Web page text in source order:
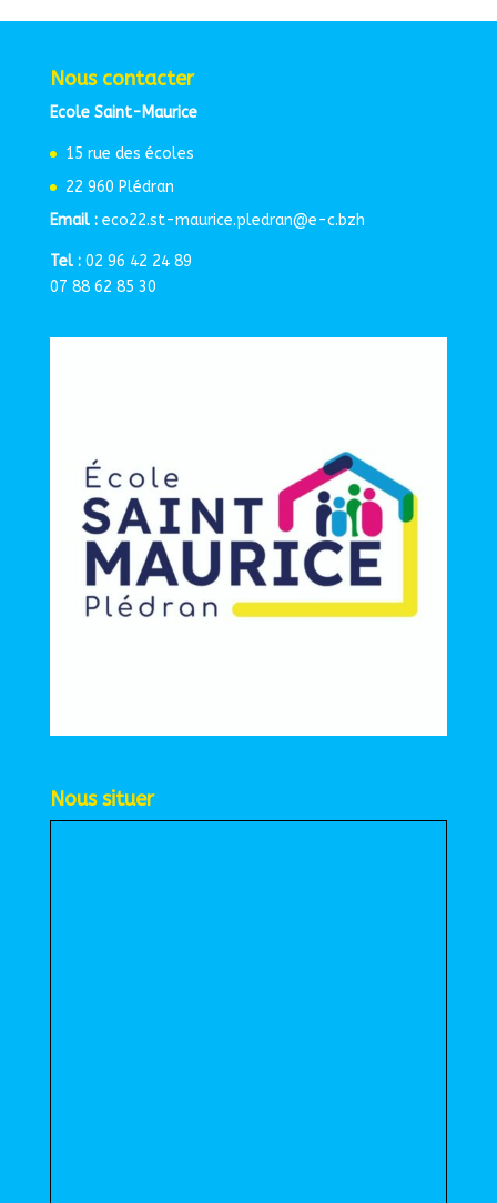
Nous contacter
Ecole Saint-Maurice
15 rue des écoles
22 960 Plédran
Email :eco22.st-maurice.pledran@e-c.bzh
Tel :02 96 42 24 89
07 88 62 85 30
Nous situer